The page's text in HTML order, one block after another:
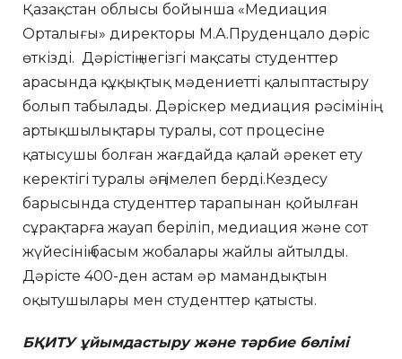
Қазақстан облысы бойынша «Медиация
Орталығы» директоры М.А.Пруденцало дәріс
өткізді. Дәрістің негізгі мақсаты студенттер
арасында құқықтық мәдениетті қалыптастыру
болып табылады. Дәріскер медиация рәсімінің
артықшылықтары туралы, сот процесіне
қатысушы болған жағдайда қалай әрекет ету
керектігі туралы әңгімелеп берді.Кездесу
барысында студенттер тарапынан қойылған
сұрақтарға жауап беріліп, медиация және сот
жүйесінің басым жобалары жайлы айтылды.
Дәрісте 400-ден астам әр мамандықтын
оқытушылары мен студенттер қатысты.
БҚИТУ ұйымдастыру және тәрбие бөлімі